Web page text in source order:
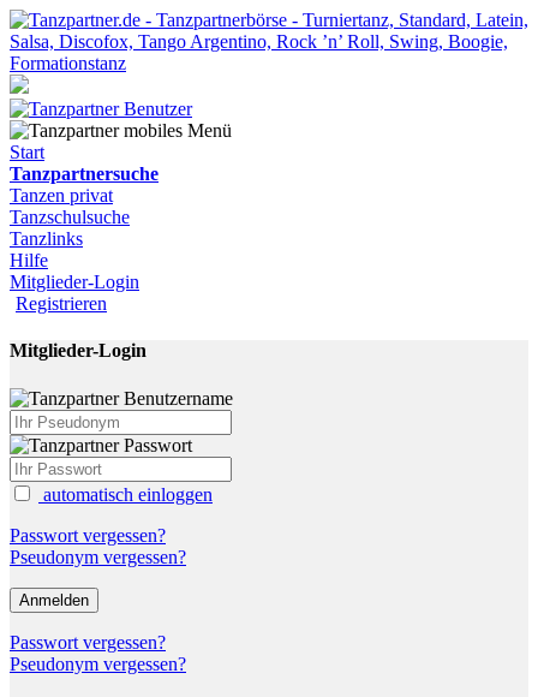
Start
Tanzpartnersuche
Tanzen privat
Tanzschulsuche
Tanzlinks
Hilfe
Mitglieder-Login
Registrieren
Mitglieder-Login
automatisch einloggen
Passwort vergessen?
Pseudonym vergessen?
Passwort vergessen?
Pseudonym vergessen?